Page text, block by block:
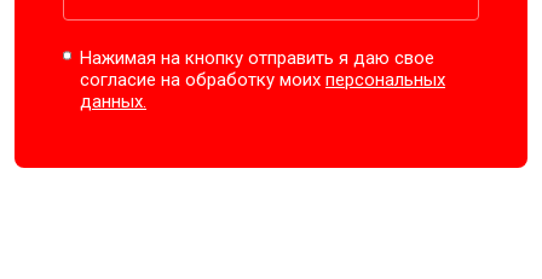
Нажимая на кнопку отправить я даю свое
согласие на обработку моихперсональных
данных.